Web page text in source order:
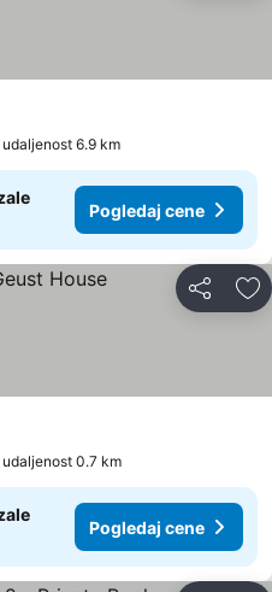
6.9 km
Pogledaj cene
Deli
0.7 km
Pogledaj cene